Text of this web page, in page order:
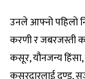
उनले आफ्नो पहिलो
करणी र जबरजस्ती
कसूर, यौनजन्य